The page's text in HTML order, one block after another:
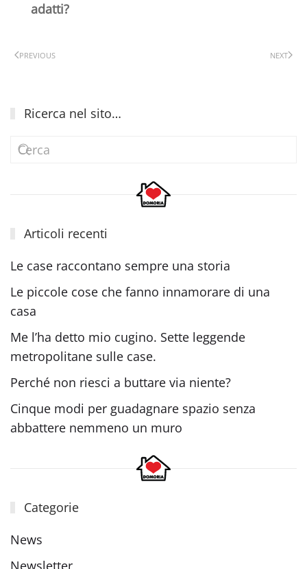
adatti?
PREVIOUS NEXT
Ricerca nel sito…
Articoli recenti
Le case raccontano sempre una storia
Le piccole cose che fanno innamorare di una
casa
Me l’ha detto mio cugino. Sette leggende
metropolitane sulle case.
Perché non riesci a buttare via niente?
Cinque modi per guadagnare spazio senza
abbattere nemmeno un muro
Categorie
News
Newsletter